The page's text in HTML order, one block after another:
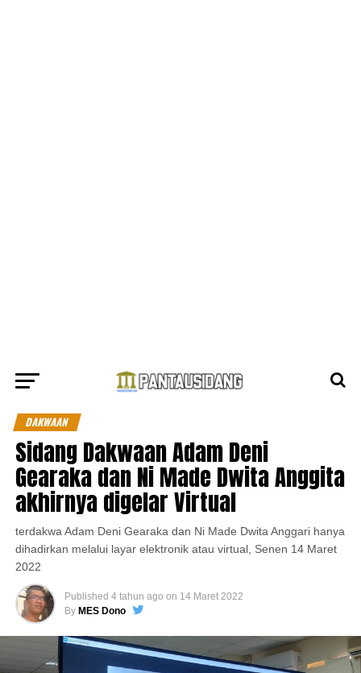
DAKWAAN
Sidang Dakwaan Adam Deni
Gearaka dan Ni Made Dwita Anggita
akhirnya digelar Virtual
terdakwa Adam Deni Gearaka dan Ni Made Dwita Anggari hanya
dihadirkan melalui layar elektronik atau virtual, Senen 14 Maret
2022
Published 4 tahun ago on 14 Maret 2022
By MES Dono